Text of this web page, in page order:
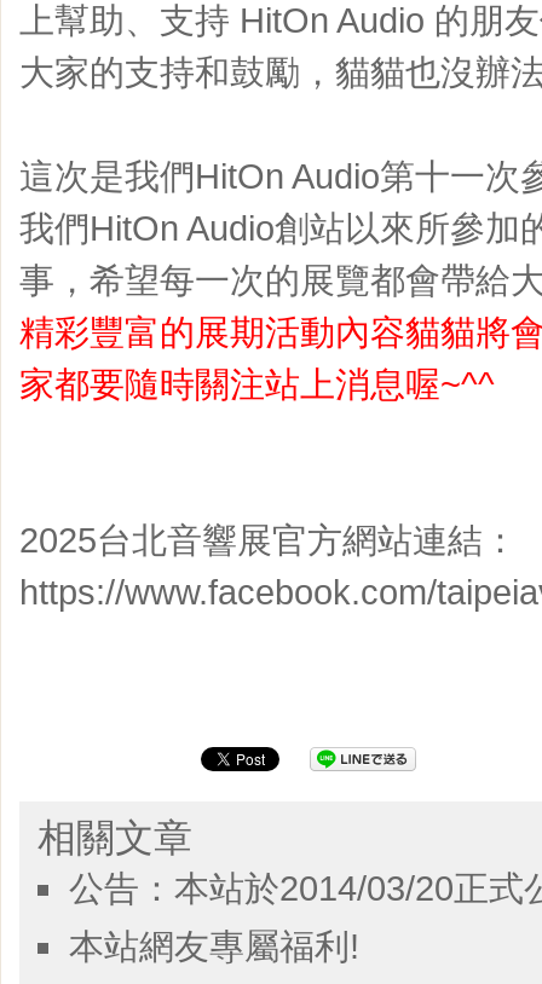
上幫助、支持 HitOn Audio 的朋
大家的支持和鼓勵，貓貓也沒辦
這次是我們HitOn Audio第十一次
我們HitOn Audio創站以來所參加
事，希望每一次的展覽都會帶給
精彩豐富的展期活動內容貓貓將
家都要隨時關注站上消息喔~^^
2025台北音響展官方網站連結：
https://www.facebook.com/
相關文章
公告：本站於2014/03/20正式
本站網友專屬福利!